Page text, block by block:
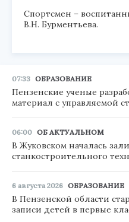
Спортсмен –
В.Н. Бурментьева.
07:33 ОБРАЗОВАНИЕ
Пензенские ученые
материал с управляемой
06:00 ОБ АКТУАЛЬНОМ
В Жуковском началась
станкостроительного
6 августа 2026 ОБРАЗОВАНИЕ
В Пензенской области
записи детей в первые